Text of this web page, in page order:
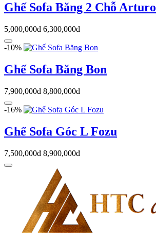
Ghế Sofa Băng 2 Chỗ Arturo
5,000,000đ 6,300,000đ
-10%
Ghế Sofa Băng Bon
7,900,000đ 8,800,000đ
-16%
Ghế Sofa Góc L Fozu
7,500,000đ 8,900,000đ